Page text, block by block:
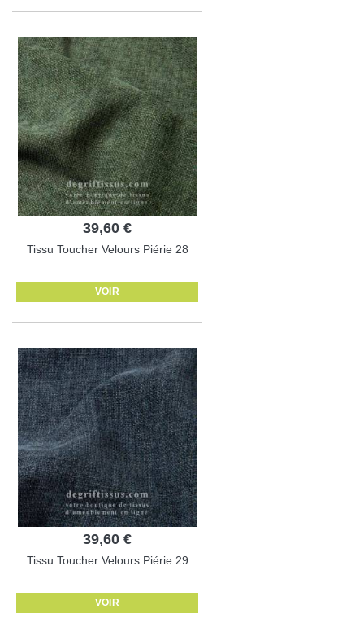
39,60 €
Tissu Toucher Velours Piérie 28
VOIR
39,60 €
Tissu Toucher Velours Piérie 29
VOIR